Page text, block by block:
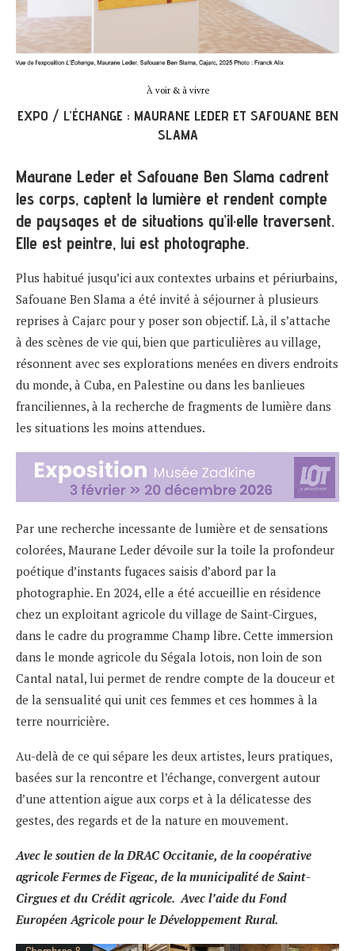
À voir & à vivre
EXPO / L’ÉCHANGE : MAURANE LEDER ET SAFOUANE BEN
SLAMA
Maurane Leder et Safouane Ben Slama cadrent
les corps, captent la lumière et rendent compte
de paysages et de situations qu’il·elle traversent.
Elle est peintre, lui est photographe.
Plus habitué jusqu’ici aux contextes urbains et périurbains,
Safouane Ben Slama a été invité à séjourner à plusieurs
reprises à Cajarc pour y poser son objectif. Là, il s’attache
à des scènes de vie qui, bien que particulières au village,
résonnent avec ses explorations menées en divers endroits
du monde, à Cuba, en Palestine ou dans les banlieues
franciliennes, à la recherche de fragments de lumière dans
les situations les moins attendues.
Par une recherche incessante de lumière et de sensations
colorées, Maurane Leder dévoile sur la toile la profondeur
poétique d’instants fugaces saisis d’abord par la
photographie. En 2024, elle a été accueillie en résidence
chez un exploitant agricole du village de Saint-Cirgues,
dans le cadre du programme Champ libre. Cette immersion
dans le monde agricole du Ségala lotois, non loin de son
Cantal natal, lui permet de rendre compte de la douceur et
de la sensualité qui unit ces femmes et ces hommes à la
terre nourricière.
Au-delà de ce qui sépare les deux artistes, leurs pratiques,
basées sur la rencontre et l’échange, convergent autour
d’une attention aigue aux corps et à la délicatesse des
gestes, des regards et de la nature en mouvement.
Avec le soutien de la DRAC Occitanie, de la coopérative
agricole Fermes de Figeac, de la municipalité de Saint-
Cirgues et du Crédit agricole. Avec l’aide du Fond
Européen Agricole pour le Développement Rural.